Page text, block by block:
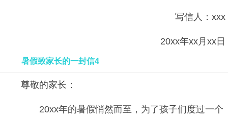
写信人：xxx
20xx年xx月xx日
暑假致家长的一封信4
尊敬的家长：
20xx年的暑假悄然而至，为了孩子们度过一个